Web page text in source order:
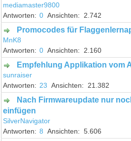
mediamaster9800
0
2.742
Promocodes für
MnK8
0
2.160
Empfehlung Applikation vom
sunraiser
23
21.382
Nach Firmwareupdate nur
einfügen
SilverNavigator
8
5.606